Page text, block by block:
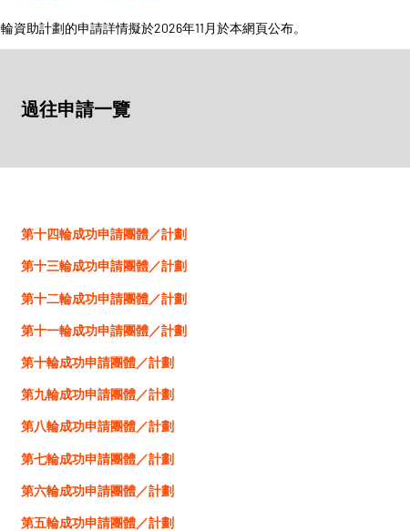
資助計劃的申請詳情擬於2026年11月於本網頁公布。
過往申請一覽
第十四輪成功申請團體／計劃
第十三輪成功申請團體／計劃
第十二輪成功申請團體／計劃
第十一輪成功申請團體／計劃
第十輪成功申請團體／計劃
第九輪成功申請團體／計劃
第八輪成功申請團體／計劃
第七輪成功申請團體／計劃
第六輪成功申請團體／計劃
第五輪成功申請團體／計劃